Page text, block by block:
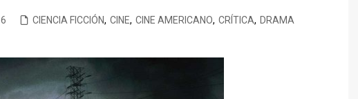
CINE BRASILEÑOBORED TO DEATH
CALIFORNICATION
COMMUNITY
VENECIA
FESTIVAL DE CINE ITALIANO
DE MADRID
6 CIENCIA FICCIÓN, CINE, CINE AMERICANO, CRÍTICA, DRAMA